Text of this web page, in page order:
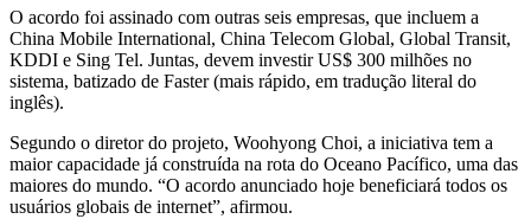
O acordo foi assinado com outras seis empresas, que incluem a
China Mobile International, China Telecom Global, Global Transit,
KDDI e Sing Tel. Juntas, devem investir US$ 300 milhões no
sistema, batizado de Faster (mais rápido, em tradução literal do
inglês).
Segundo o diretor do projeto, Woohyong Choi, a iniciativa tem a
maior capacidade já construída na rota do Oceano Pacífico, uma das
maiores do mundo. “O acordo anunciado hoje beneficiará todos os
usuários globais de internet”, afirmou.